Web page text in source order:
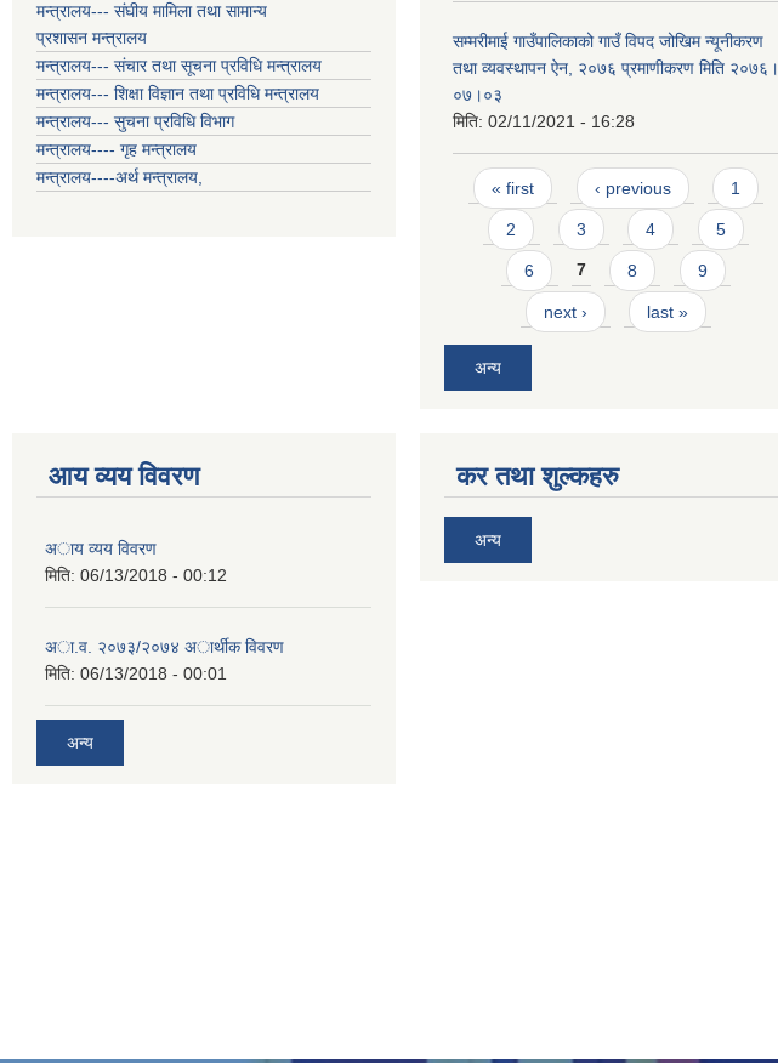
मन्त्रालय--- संघीय मामिला तथा सामान्य
प्रशासन मन्त्रालय
मन्त्रालय--- संचार तथा सूचना प्रविधि मन्त्रालय
मन्त्रालय--- शिक्षा विज्ञान तथा प्रविधि मन्त्रालय
मन्त्रालय--- सुचना प्रविधि विभाग
मन्त्रालय---- गृह मन्त्रालय
मन्त्रालय----अर्थ मन्त्रालय,
सम्मरीमाई गाउँपालिकाको गाउँ विपद जोखिम न्यूनीकरण
तथा व्यवस्थापन ऐन, २०७६ प्रमाणीकरण मिति २०७६।
०७।०३
मिति: 02/11/2021 - 16:28
Pages
« first ‹ previous 1
2 3 4 5
6 7 8 9
next › last »
अन्य
आय व्यय विवरण
अाय व्यय विवरण
मिति: 06/13/2018 - 00:12
अा.व. २०७३/२०७४ अार्थीक विवरण
मिति: 06/13/2018 - 00:01
अन्य
कर तथा शुल्कहरु
अन्य